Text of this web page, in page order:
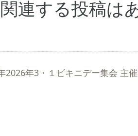
関連する投稿は
2026年3・１ビキニデー集会 主